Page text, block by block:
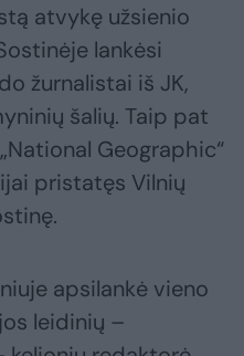
atvykę užsienio
lankėsi
žurnalistai iš JK,
šalių. Taip pat
Geographic“
pristatęs Vilnių
apsilankė vieno
leidinių –